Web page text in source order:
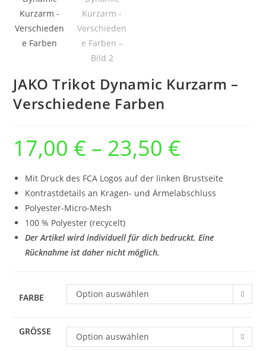
JAKO Trikot Dynamic Kurzarm –
Verschiedene Farben
17,00 € – 23,50 €Preisspanne:
Mit Druck des FCA Logos auf der linken Brustseite
Kontrastdetails an Kragen- und Ärmelabschluss
Polyester-Micro-Mesh
100 % Polyester (recycelt)
Der Artikel wird individuell für dich bedruckt. Eine
Rücknahme ist daher nicht möglich.
FARBE Option auswählen
GRÖSSE Option auswählen